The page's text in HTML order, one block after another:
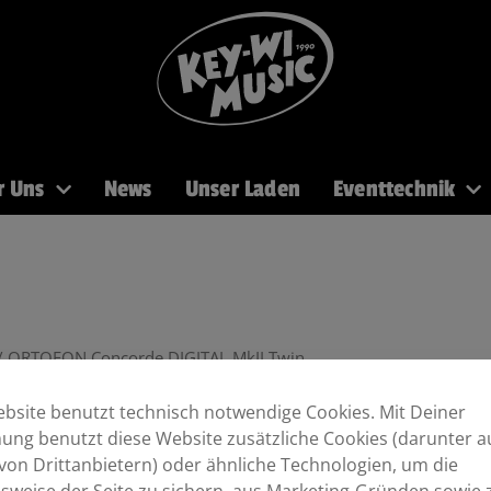
Uns News Unser Laden Eventtechnik
Concorde DIGITAL MkII Twin
System Set
benutzt technisch notwendige Cookies. Mit Deiner
benutzt diese Website zusätzliche Cookies (darunter
Drittanbietern) oder ähnliche Technologien, um die